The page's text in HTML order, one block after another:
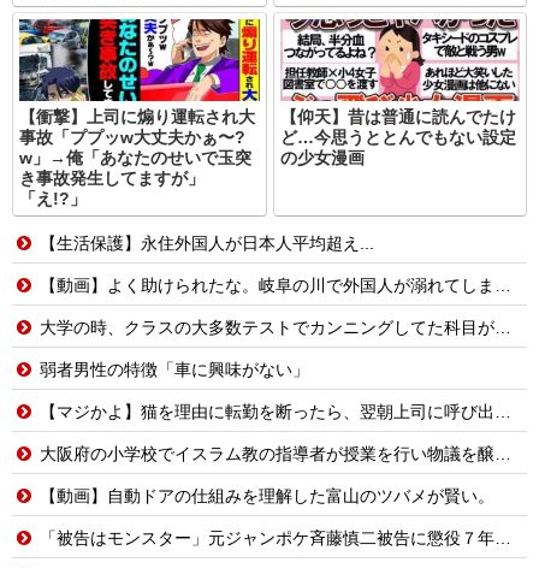
【衝撃】上司に煽り運転され大
事故「ププッw大丈夫かぁ〜?
w」→俺「あなたのせいで玉突
き事故発生してますが」
「え!?」
【仰天】昔は普通に読んでたけ
ど…今思うととんでもない設定
の少女漫画
【生活保護】永住外国人が日本人平均超え...
【動画】よく助けられたな。岐阜の川で外国人が溺れてしまう事故。
大学の時、クラスの大多数テストでカンニングしてた科目があった。で、カンニングしてない私が笑われた
弱者男性の特徴「車に興味がない」
【マジかよ】猫を理由に転勤を断ったら、翌朝上司に呼び出された結果
大阪府の小学校でイスラム教の指導者が授業を行い物議を醸す！ #大阪 #イスラム教 #モスク
【動画】自動ドアの仕組みを理解した富山のツバメが賢い。
「被告はモンスター」元ジャンポケ斉藤慎二被告に懲役７年求刑でほぼ実刑確実？弁護側の主張が無理筋なワケ